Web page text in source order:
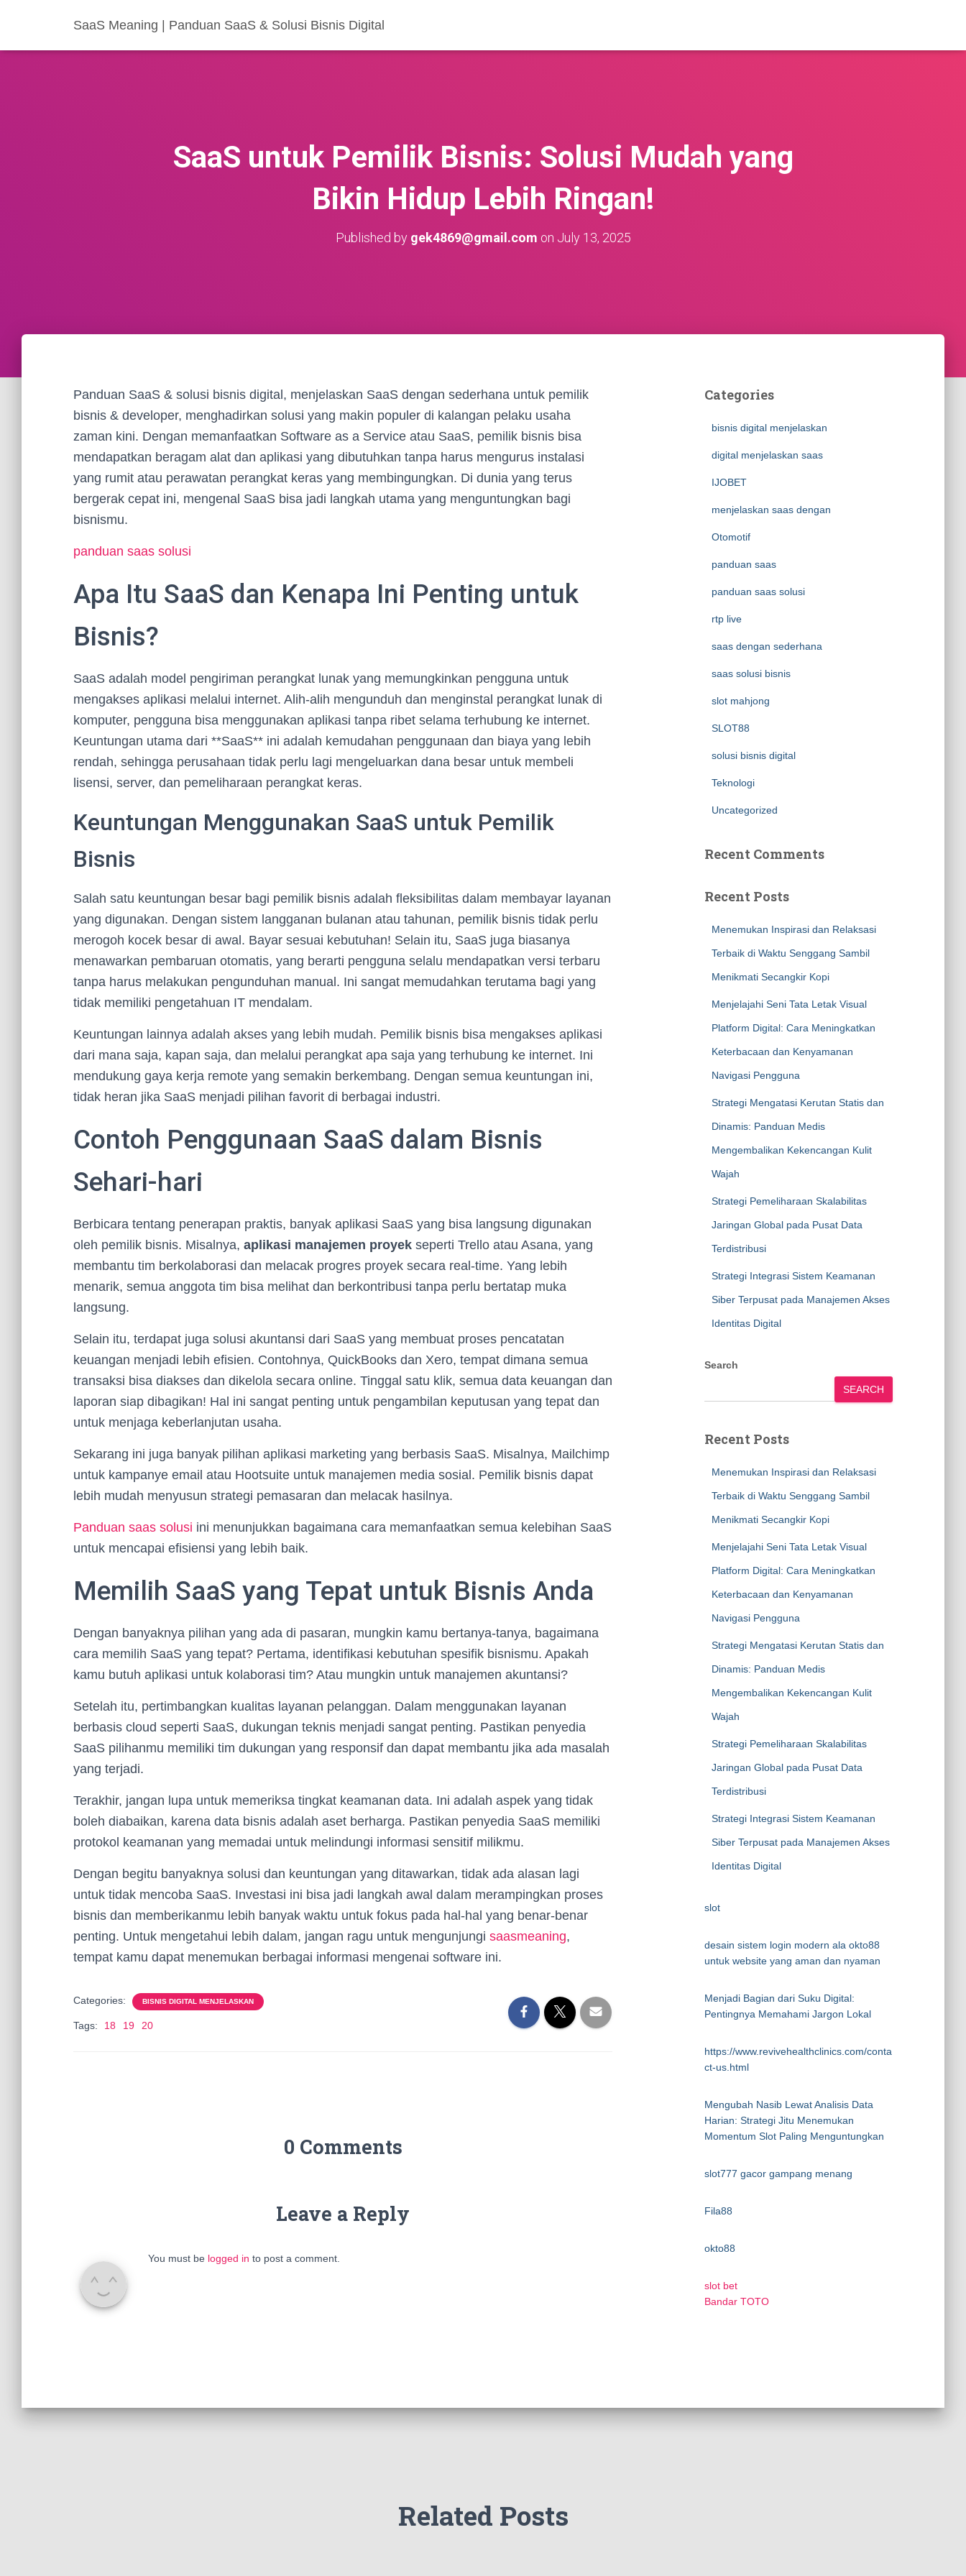
SaaS Meaning | Panduan SaaS & Solusi Bisnis Digital
SaaS untuk Pemilik Bisnis: Solusi Mudah yang
Bikin Hidup Lebih Ringan!
Published by gek4869@gmail.com on July 13, 2025
Panduan SaaS & solusi bisnis digital, menjelaskan SaaS dengan sederhana untuk pemilik
bisnis & developer, menghadirkan solusi yang makin populer di kalangan pelaku usaha
zaman kini. Dengan memanfaatkan Software as a Service atau SaaS, pemilik bisnis bisa
mendapatkan beragam alat dan aplikasi yang dibutuhkan tanpa harus mengurus instalasi
yang rumit atau perawatan perangkat keras yang membingungkan. Di dunia yang terus
bergerak cepat ini, mengenal SaaS bisa jadi langkah utama yang menguntungkan bagi
bisnismu.
panduan saas solusi
Apa Itu SaaS dan Kenapa Ini Penting untuk
Bisnis?
SaaS adalah model pengiriman perangkat lunak yang memungkinkan pengguna untuk
mengakses aplikasi melalui internet. Alih-alih mengunduh dan menginstal perangkat lunak di
komputer, pengguna bisa menggunakan aplikasi tanpa ribet selama terhubung ke internet.
Keuntungan utama dari **SaaS** ini adalah kemudahan penggunaan dan biaya yang lebih
rendah, sehingga perusahaan tidak perlu lagi mengeluarkan dana besar untuk membeli
lisensi, server, dan pemeliharaan perangkat keras.
Keuntungan Menggunakan SaaS untuk Pemilik
Bisnis
Salah satu keuntungan besar bagi pemilik bisnis adalah fleksibilitas dalam membayar layanan
yang digunakan. Dengan sistem langganan bulanan atau tahunan, pemilik bisnis tidak perlu
merogoh kocek besar di awal. Bayar sesuai kebutuhan! Selain itu, SaaS juga biasanya
menawarkan pembaruan otomatis, yang berarti pengguna selalu mendapatkan versi terbaru
tanpa harus melakukan pengunduhan manual. Ini sangat memudahkan terutama bagi yang
tidak memiliki pengetahuan IT mendalam.
Keuntungan lainnya adalah akses yang lebih mudah. Pemilik bisnis bisa mengakses aplikasi
dari mana saja, kapan saja, dan melalui perangkat apa saja yang terhubung ke internet. Ini
mendukung gaya kerja remote yang semakin berkembang. Dengan semua keuntungan ini,
tidak heran jika SaaS menjadi pilihan favorit di berbagai industri.
Contoh Penggunaan SaaS dalam Bisnis
Sehari-hari
Berbicara tentang penerapan praktis, banyak aplikasi SaaS yang bisa langsung digunakan
oleh pemilik bisnis. Misalnya, aplikasi manajemen proyek seperti Trello atau Asana, yang
membantu tim berkolaborasi dan melacak progres proyek secara real-time. Yang lebih
menarik, semua anggota tim bisa melihat dan berkontribusi tanpa perlu bertatap muka
langsung.
Selain itu, terdapat juga solusi akuntansi dari SaaS yang membuat proses pencatatan
keuangan menjadi lebih efisien. Contohnya, QuickBooks dan Xero, tempat dimana semua
transaksi bisa diakses dan dikelola secara online. Tinggal satu klik, semua data keuangan dan
laporan siap dibagikan! Hal ini sangat penting untuk pengambilan keputusan yang tepat dan
untuk menjaga keberlanjutan usaha.
Sekarang ini juga banyak pilihan aplikasi marketing yang berbasis SaaS. Misalnya, Mailchimp
untuk kampanye email atau Hootsuite untuk manajemen media sosial. Pemilik bisnis dapat
lebih mudah menyusun strategi pemasaran dan melacak hasilnya.
Panduan saas solusi ini menunjukkan bagaimana cara memanfaatkan semua kelebihan SaaS
untuk mencapai efisiensi yang lebih baik.
Memilih SaaS yang Tepat untuk Bisnis Anda
Dengan banyaknya pilihan yang ada di pasaran, mungkin kamu bertanya-tanya, bagaimana
cara memilih SaaS yang tepat? Pertama, identifikasi kebutuhan spesifik bisnismu. Apakah
kamu butuh aplikasi untuk kolaborasi tim? Atau mungkin untuk manajemen akuntansi?
Setelah itu, pertimbangkan kualitas layanan pelanggan. Dalam menggunakan layanan
berbasis cloud seperti SaaS, dukungan teknis menjadi sangat penting. Pastikan penyedia
SaaS pilihanmu memiliki tim dukungan yang responsif dan dapat membantu jika ada masalah
yang terjadi.
Terakhir, jangan lupa untuk memeriksa tingkat keamanan data. Ini adalah aspek yang tidak
boleh diabaikan, karena data bisnis adalah aset berharga. Pastikan penyedia SaaS memiliki
protokol keamanan yang memadai untuk melindungi informasi sensitif milikmu.
Dengan begitu banyaknya solusi dan keuntungan yang ditawarkan, tidak ada alasan lagi
untuk tidak mencoba SaaS. Investasi ini bisa jadi langkah awal dalam merampingkan proses
bisnis dan memberikanmu lebih banyak waktu untuk fokus pada hal-hal yang benar-benar
penting. Untuk mengetahui lebih dalam, jangan ragu untuk mengunjungi saasmeaning,
tempat kamu dapat menemukan berbagai informasi mengenai software ini.
Categories: BISNIS DIGITAL MENJELASKAN
Tags: 18 19 20
0 Comments
Leave a Reply
You must be logged in to post a comment.
Categories
bisnis digital menjelaskan
digital menjelaskan saas
IJOBET
menjelaskan saas dengan
Otomotif
panduan saas
panduan saas solusi
rtp live
saas dengan sederhana
saas solusi bisnis
slot mahjong
SLOT88
solusi bisnis digital
Teknologi
Uncategorized
Recent Comments
Recent Posts
Menemukan Inspirasi dan Relaksasi
Terbaik di Waktu Senggang Sambil
Menikmati Secangkir Kopi
Menjelajahi Seni Tata Letak Visual
Platform Digital: Cara Meningkatkan
Keterbacaan dan Kenyamanan
Navigasi Pengguna
Strategi Mengatasi Kerutan Statis dan
Dinamis: Panduan Medis
Mengembalikan Kekencangan Kulit
Wajah
Strategi Pemeliharaan Skalabilitas
Jaringan Global pada Pusat Data
Terdistribusi
Strategi Integrasi Sistem Keamanan
Siber Terpusat pada Manajemen Akses
Identitas Digital
Search
SEARCH
Recent Posts
Menemukan Inspirasi dan Relaksasi
Terbaik di Waktu Senggang Sambil
Menikmati Secangkir Kopi
Menjelajahi Seni Tata Letak Visual
Platform Digital: Cara Meningkatkan
Keterbacaan dan Kenyamanan
Navigasi Pengguna
Strategi Mengatasi Kerutan Statis dan
Dinamis: Panduan Medis
Mengembalikan Kekencangan Kulit
Wajah
Strategi Pemeliharaan Skalabilitas
Jaringan Global pada Pusat Data
Terdistribusi
Strategi Integrasi Sistem Keamanan
Siber Terpusat pada Manajemen Akses
Identitas Digital
slot
desain sistem login modern ala okto88
untuk website yang aman dan nyaman
Menjadi Bagian dari Suku Digital:
Pentingnya Memahami Jargon Lokal
https://www.revivehealthclinics.com/conta
ct-us.html
Mengubah Nasib Lewat Analisis Data
Harian: Strategi Jitu Menemukan
Momentum Slot Paling Menguntungkan
slot777 gacor gampang menang
Fila88
okto88
slot bet
Bandar TOTO
Related Posts